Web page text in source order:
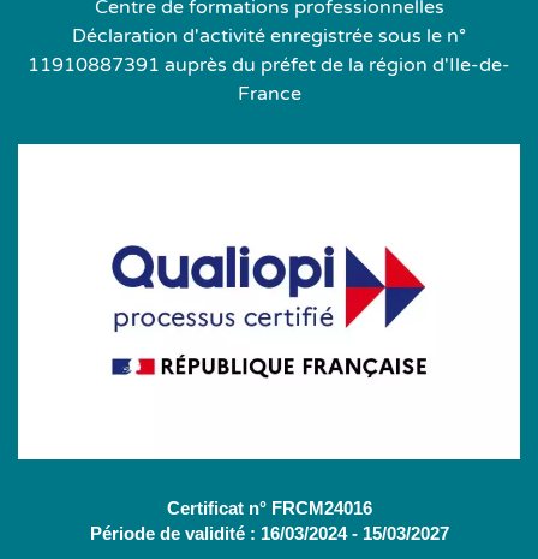
Centre de formations professionnelles
Déclaration d'activité enregistrée sous le n°
11910887391 auprès du préfet de la région d'Ile-de-
France
Certificat n° FRCM24016
Période de validité : 16/03/2024 - 15/03/2027